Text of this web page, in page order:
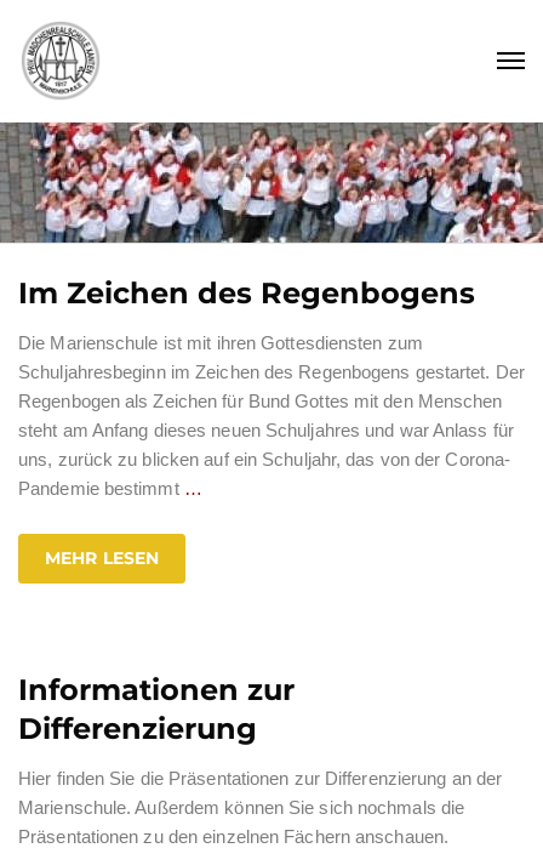
Im Zeichen des Regenbogens
Die Marienschule ist mit ihren Gottesdiensten zum
Schuljahresbeginn im Zeichen des Regenbogens gestartet. Der
Regenbogen als Zeichen für Bund Gottes mit den Menschen
steht am Anfang dieses neuen Schuljahres und war Anlass für
uns, zurück zu blicken auf ein Schuljahr, das von der Corona-
Pandemie bestimmt …
MEHR LESEN
Informationen zur
Differenzierung
Hier finden Sie die Präsentationen zur Differenzierung an der
Marienschule. Außerdem können Sie sich nochmals die
Präsentationen zu den einzelnen Fächern anschauen.